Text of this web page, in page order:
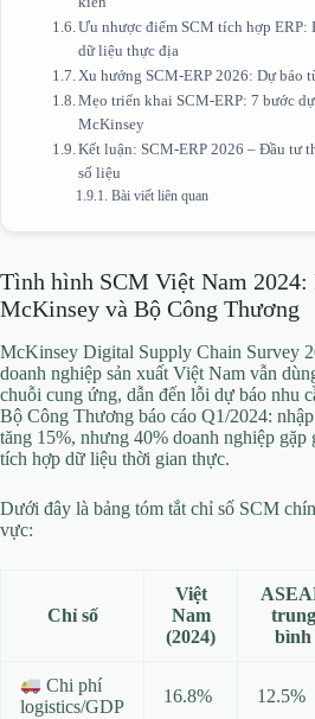
Ưu nhược điểm SCM tích hợp ERP:
dữ liệu thực địa
Xu hướng SCM-ERP 2026: Dự báo
Mẹo triển khai SCM-ERP: 7 bước
McKinsey
Kết luận: SCM-ERP 2026 – Đầu tư
số liệu
Bài viết liên quan
Tình hình SCM Việt Nam
McKinsey và Bộ Công Thương
McKinsey Digital Supply Chain Survey
doanh nghiệp sản xuất Việt Nam vẫn
chuỗi cung ứng, dẫn đến lỗi dự báo nhu
Bộ Công Thương báo cáo Q1/2024:
tăng 15%, nhưng 40% doanh nghiệp gặp
tích hợp dữ liệu thời gian thực.
Dưới đây là bảng tóm tắt chỉ số SCM
vực:
Chỉ số
Việt
Nam
(2024)
trung
bình
Chi phí
logistics/GDP
16.8% 12.5%